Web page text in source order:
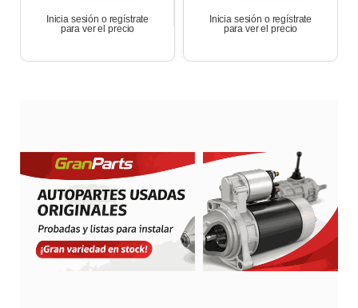
Inicia sesión o regístrate
para ver el precio
Inicia sesión o regístrate
para ver el precio